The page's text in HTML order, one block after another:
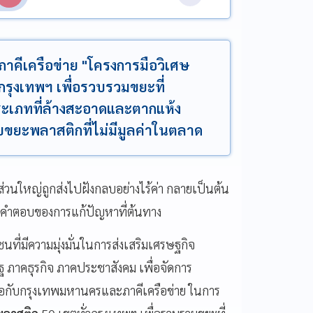
คีเครือข่าย "โครงการมือวิเศษ
งเทพฯ เพื่อรวบรวมขยะที่
ภทที่ล้างสะอาดและตากแห้ง
ขยะพลาสติกที่ไม่มีมูลค่าในตลาด
นใหญ่ถูกส่งไปฝังกลบอย่างไร้ค่า กลายเป็นต้น
ำตอบของการแก้ปัญหาที่ต้นทาง
ที่มีความมุ่งมั่นในการส่งเสริมเศรษฐกิจ
ภาคธุรกิจ ภาคประชาสังคม เพื่อจัดการ
บกรุงเทพมหานครและภาคีเครือข่าย ในการ